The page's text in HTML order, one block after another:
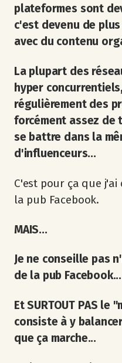
plateformes sont
c'est devenu de
avec du contenu
La plupart des
hyper
régulièrement des
forcément assez de
se battre dans la
d'influenceurs...
C'est pour ça que
la pub Facebook.
MAIS...
Je ne conseille pas
de la pub Facebook...
Et SURTOUT PAS le
consiste à y
que ça marche...